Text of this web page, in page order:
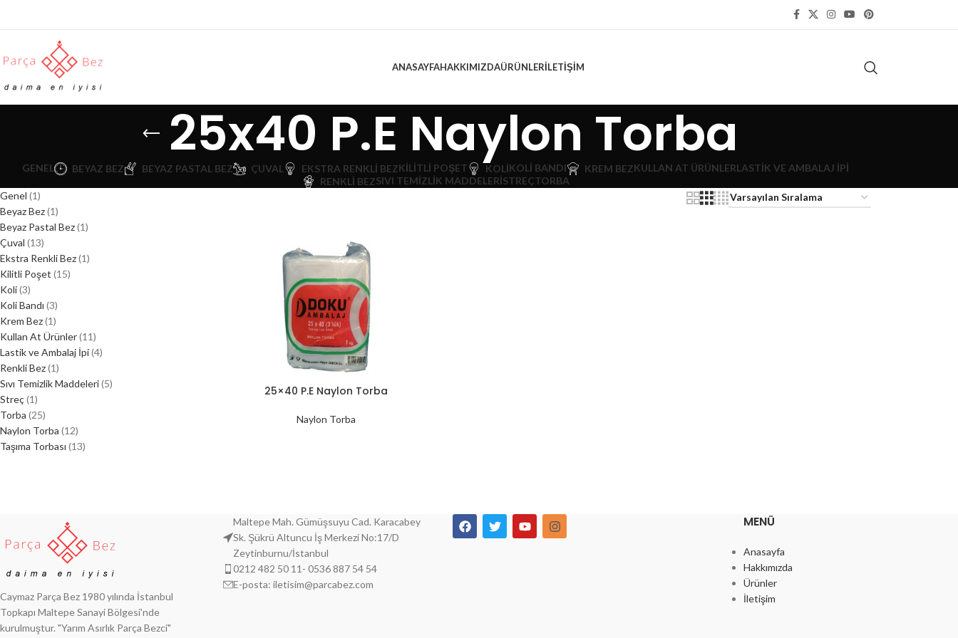
ANASAYFAHAKKIMIZDAÜRÜNLERİLETIŞIM
25x40 P.E Naylon Torba
GENEL BEYAZ BEZ BEYAZ PASTAL BEZ ÇUVAL EKSTRA RENKLI BEZKILITLI POŞET KOLIKOLI BANDI KREM BEZKULLAN AT ÜRÜNLERLASTIK VE AMBALAJ İPI
RENKLI BEZSIVI TEMIZLIK MADDELERISTREÇTORBA
Genel 1
Beyaz Bez 1
Beyaz Pastal Bez 1
Çuval 13
Ekstra Renkli Bez 1
Kilitli Poşet 15
Koli 3
Koli Bandı 3
Krem Bez 1
Kullan At Ürünler 11
Lastik ve Ambalaj İpi 4
Renkli Bez 1
Sıvı Temizlik Maddeleri 5
Streç 1
Torba 25
Naylon Torba 12
Taşıma Torbası 13
25×40 P.E Naylon Torba
Naylon Torba
Caymaz Parça Bez 1980 yılında İstanbul
Topkapı Maltepe Sanayi Bölgesi'nde
kurulmuştur. "Yarım Asırlık Parça Bezci"
Maltepe Mah. Gümüşsuyu Cad. Karacabey
Sk. Şükrü Altuncu İş Merkezi No:17/D
Zeytinburnu/İstanbul
0212 482 50 11- 0536 887 54 54
E-posta: iletisim@parcabez.com
MENÜ
Anasayfa
Hakkımızda
Ürünler
İletişim